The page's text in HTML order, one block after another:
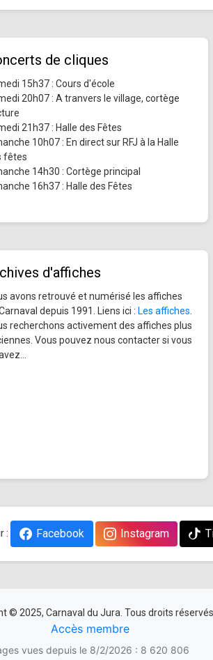
de cliques
15h37 : Cours d'école
20h07 : A tranvers le village, cortège
21h37 : Halle des Fêtes
10h07 : En direct sur RFJ à la Halle
fêtes
14h30 : Cortège principal
16h37 : Halle des Fêtes
d'affiches
avons retrouvé et numérisé les affiches
depuis 1991. Liens ici : Les affiches
recherchons activement des affiches plus
Vous pouvez nous contacter si vous
: Facebook Instagram
© 2025, Carnaval du Jura. Tous droits réservés.
Accès membre
vues depuis le 8/2/2026 : 8 620 806